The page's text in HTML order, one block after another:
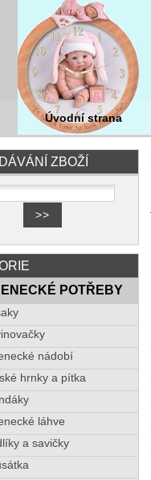
Úvodní strana
ZBOŽÍ
POTŘEBY
nádobí
hrnky a pítka
láhve
a savičky